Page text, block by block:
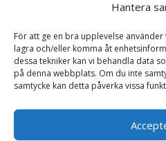
Hantera
För att ge en bra upplevelse
lagra och/eller komma åt
dessa tekniker kan vi behandla data
på denna webbplats. Om du inte
samtycke kan detta påverka vissa
Recensioner
Det finns inga recensioner än.
Bli först med att
‘Psyche White’, frö –